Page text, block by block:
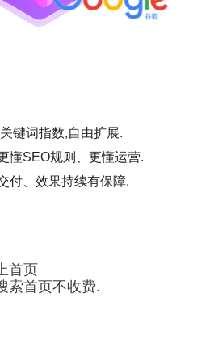
键词指数,自由扩展.
懂SEO规则、更懂运营.
付、效果持续有保障.
首页
索首页不收费.